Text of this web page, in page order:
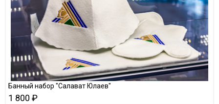
Банный набор "Салават Юлаев"
1 800 ₽